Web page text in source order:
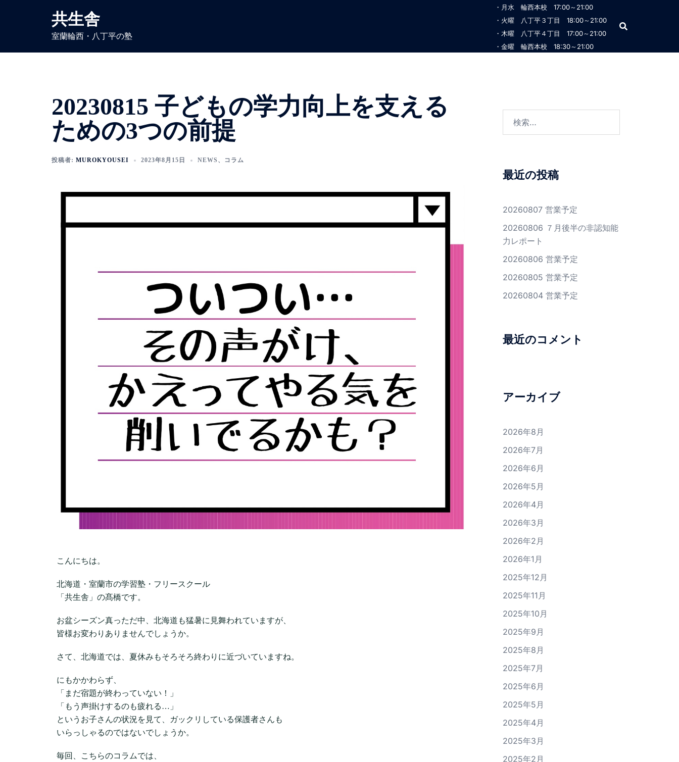
共生舎
室蘭輪西・八丁平の塾
・月水 輪西本校 17:00～21:00
・火曜 八丁平３丁目 18:00～21:00
・木曜 八丁平４丁目 17:00～21:00
・金曜 輪西本校 18:30～21:00
20230815 子どもの学力向上を支える
ための3つの前提
投稿者: MUROKYOUSEI 2023年8月15日 NEWS 、 コラム
こんにちは。
北海道・室蘭市の学習塾・フリースクール
「共生舎」の髙橋です。
お盆シーズン真っただ中、北海道も猛暑に見舞われていますが、
皆様お変わりありませんでしょうか。
さて、北海道では、夏休みもそろそろ終わりに近づいていますね。
にもかかわらず、
「まだ宿題が終わっていない！」
「もう声掛けするのも疲れる…」
というお子さんの状況を見て、ガックリしている保護者さんも
いらっしゃるのではないでしょうか。
毎回、こちらのコラムでは、
最近の投稿
20260807 営業予定
20260806 ７月後半の非認知能
力レポート
20260806 営業予定
20260805 営業予定
20260804 営業予定
最近のコメント
アーカイブ
2026年8月
2026年7月
2026年6月
2026年5月
2026年4月
2026年3月
2026年2月
2026年1月
2025年12月
2025年11月
2025年10月
2025年9月
2025年8月
2025年7月
2025年6月
2025年5月
2025年4月
2025年3月
2025年2月